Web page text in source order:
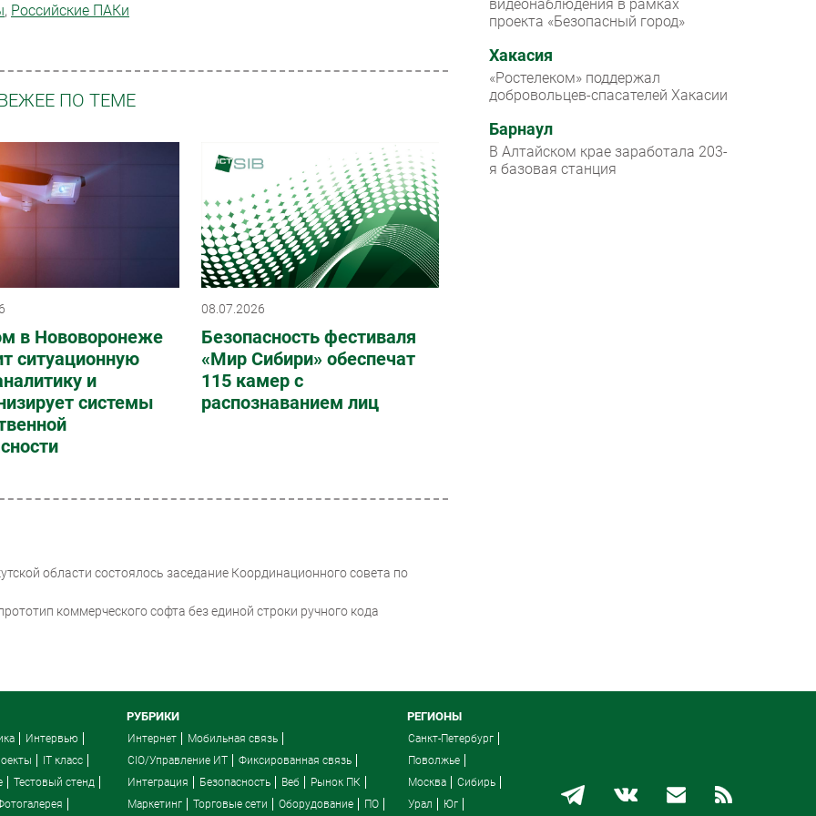
, Российские ПАКи
ПО ТЕМЕ
в Нововоронеже
ситуационную
и
системы
08.07.2026
Безопасность фестиваля
«Мир Сибири» обеспечат
115 камер с
распознаванием лиц
области состоялось заседание Координационного совета по
коммерческого софта без единой строки ручного кода
видеонаблюдения в рамках
проекта «Безопасный город»
Хакасия
«Ростелеком» поддержал
добровольцев-спасателей Хакасии
Барнаул
В Алтайском крае заработала 203-
я базовая станция
Интервью
IT класс
Тестовый стенд
РУБРИКИ
Интернет
Мобильная связь
CIO/Управление ИТ
Фиксированная связь
Интеграция
Безопасность Веб
Рынок ПК
Маркетинг
Торговые сети Оборудование ПО
РЕГИОНЫ
Санкт-Петербург
Поволжье
Москва
Сибирь
Урал
Юг